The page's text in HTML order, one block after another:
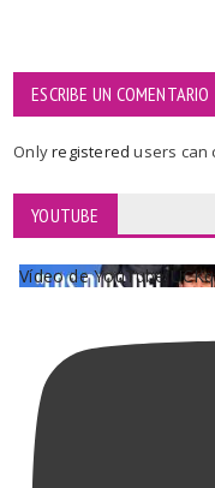
ESCRIBE UN COMENTARIO
Onlyregisteredusers can
YOUTUBE
Vídeo de YouTube